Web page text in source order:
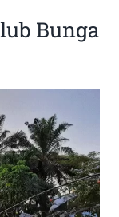
Bunga